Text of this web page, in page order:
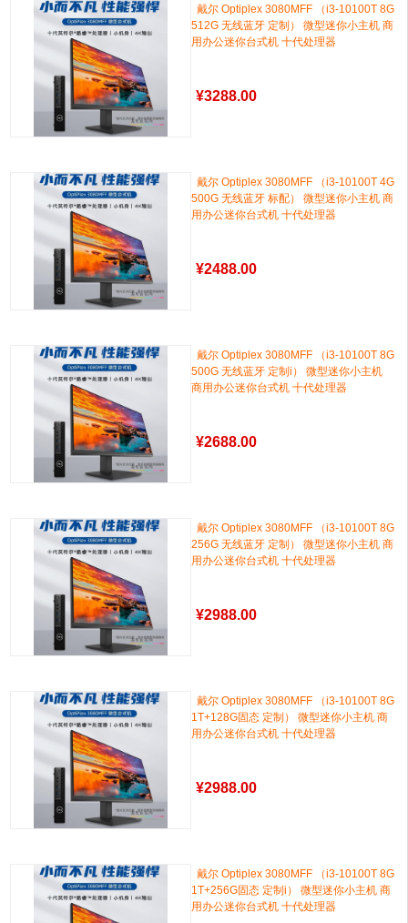
戴尔 Optiplex 3080MFF （i3-10100T 8G
512G 无线蓝牙 定制） 微型迷你小主机 商
用办公迷你台式机 十代处理器
¥3288.00
戴尔 Optiplex 3080MFF （i3-10100T 4G
500G 无线蓝牙 标配） 微型迷你小主机 商
用办公迷你台式机 十代处理器
¥2488.00
戴尔 Optiplex 3080MFF （i3-10100T 8G
500G 无线蓝牙 定制i） 微型迷你小主机
商用办公迷你台式机 十代处理器
¥2688.00
戴尔 Optiplex 3080MFF （i3-10100T 8G
256G 无线蓝牙 定制） 微型迷你小主机 商
用办公迷你台式机 十代处理器
¥2988.00
戴尔 Optiplex 3080MFF （i3-10100T 8G
1T+128G固态 定制） 微型迷你小主机 商
用办公迷你台式机 十代处理器
¥2988.00
戴尔 Optiplex 3080MFF （i3-10100T 8G
1T+256G固态 定制i） 微型迷你小主机 商
用办公迷你台式机 十代处理器